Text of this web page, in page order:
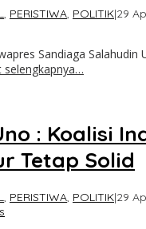
, PERISTIWA, POLITIK|29
Sandiaga
selengkapnya…
: Koalisi
Tetap Solid
, PERISTIWA, POLITIK|29